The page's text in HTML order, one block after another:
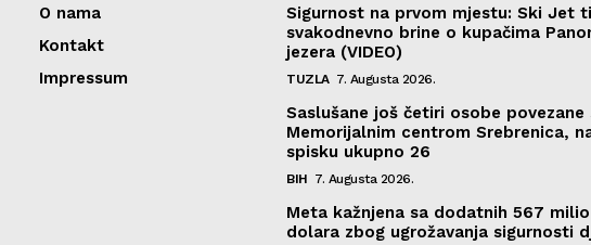
O nama
Kontakt
Impressum
Sigurnost na prvom mjestu: Ski Jet
svakodnevno brine o kupačima
jezera (VIDEO)
TUZLA 7. Augusta 2026.
Saslušane još četiri osobe povezane
Memorijalnim centrom Srebrenica,
spisku ukupno 26
BIH 7. Augusta 2026.
Meta kažnjena sa dodatnih 567
dolara zbog ugrožavanja sigurnosti